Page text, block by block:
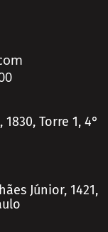
Torre 1, 4°
Júnior, 1421,